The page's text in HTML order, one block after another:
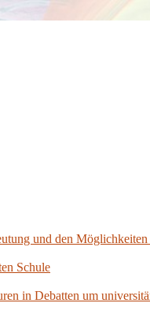
und den
Schule
in Debatten um